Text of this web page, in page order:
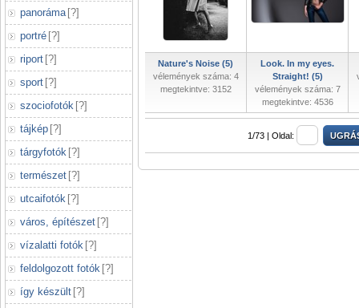
panoráma [?]
portré [?]
riport [?]
sport [?]
szociofotók [?]
tájkép [?]
tárgyfotók [?]
természet [?]
utcaifotók [?]
város, építészet [?]
vízalatti fotók [?]
feldolgozott fotók [?]
így készült [?]
Nature's Noise (5)
vélemények száma: 4
megtekintve: 3152
Look. In my eyes.
Straight! (5)
vélemények száma: 7
megtekintve: 4536
1/73 | Oldal: